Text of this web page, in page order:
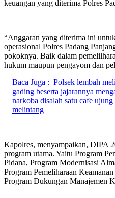
keuangan yang diterima Polres
“Anggaran yang diterima ini
operasional Polres Padang
pokoknya. Baik dalam
hukum maupun pengayom dan
Baca Juga : Polsek lembah
gading beserta jajarannya
narkoba disalah satu cafe
melintang
Kapolres, menyampaikan, DIPA
program utama. Yaitu Program
Pidana, Program Modernisasi
Program Pemeliharaan
Program Dukungan Manajemen